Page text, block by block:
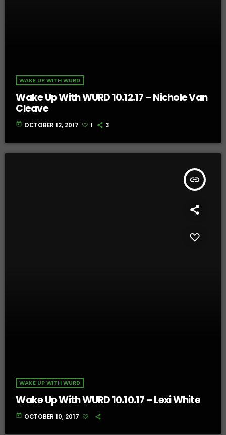
WAKE UP WITH WURD
Wake Up With WURD 10.12.17 – Nichole Van
Cleave
today OCTOBER 12, 2017 1 3
insert_link
WAKE UP WITH WURD
Wake Up With WURD 10.10.17 – Lexi White
today OCTOBER 10, 2017